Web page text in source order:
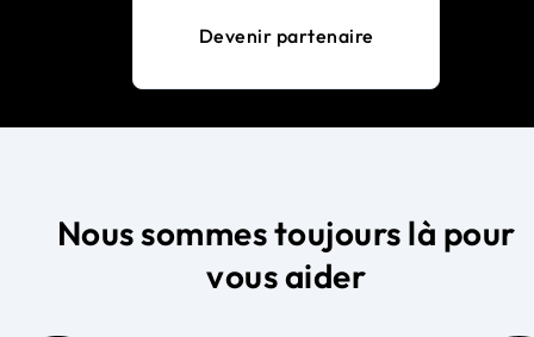
Devenir partenaire
Nous sommes toujours là pour
vous aider